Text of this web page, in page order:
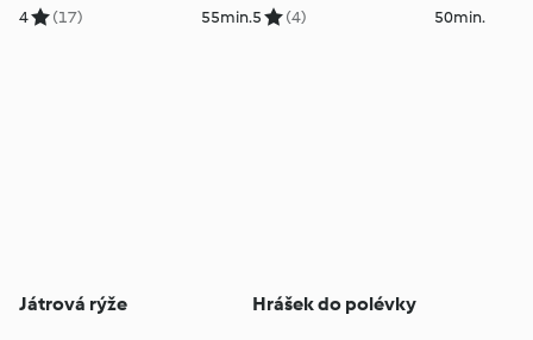
4 (17) 55min.5 (4) 50min.
Játrová rýže Hrášek do polévky